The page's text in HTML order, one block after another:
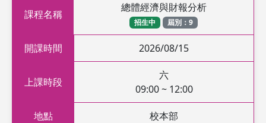
課程名稱
總體經濟與財報分析
招生中 屆別：9
開課時間 2026/08/15
上課時段
六
09:00 ~ 12:00
地點 校本部